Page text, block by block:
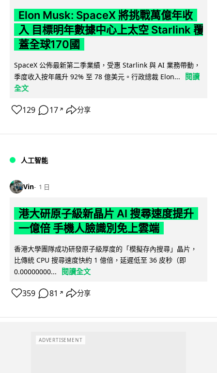
Elon Musk: SpaceX 將挑戰萬億年收
入 目標明年數據中心上太空 Starlink 覆
蓋全球170國
SpaceX 公佈最新第二季業績，受惠 Starlink 與 AI 業務帶動，
季度收入按年飆升 92% 至 78 億美元。行政總裁 Elon...
閱讀
全文
129 17 ↗ 分享
人工智能
Vin 1 日
港大研原子級新晶片 AI 搜尋速度提升
一億倍 手機人臉識別免上雲端
香港大學團隊成功研發原子級厚度的「模擬存內搜尋」晶片，
比傳統 CPU 搜尋速度快約 1 億倍，延遲低至 36 皮秒（即
0.00000000...
閱讀全文
359 81 ↗ 分享
ADVERTISEMENT